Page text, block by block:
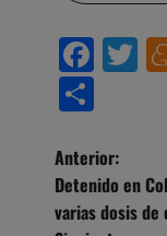
N
a
Anterior:
Detenido en
varias dosis de